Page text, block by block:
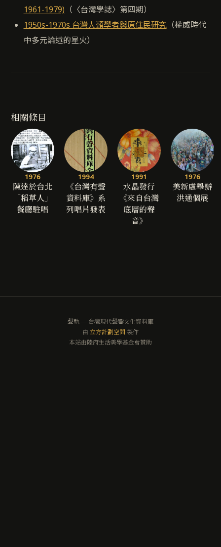
1961-1979) （〈台灣學誌〉第四期）
1950s-1970s 台灣人類學者與原住民研究（權威時代
中多元論述的星火）
相關條目
1976
陳達於台北
「稻草人」
餐廳駐唱
1994
《台灣有聲
資料庫》系
列唱片發表
1991
水晶發行
《來自台灣
底層的聲
音》
1976
美新處舉辦
洪通個展
聲軌 — 台灣現代聲響文化資料庫
由 立方計劃空間 製作
本站由陸府生活美學基金會贊助